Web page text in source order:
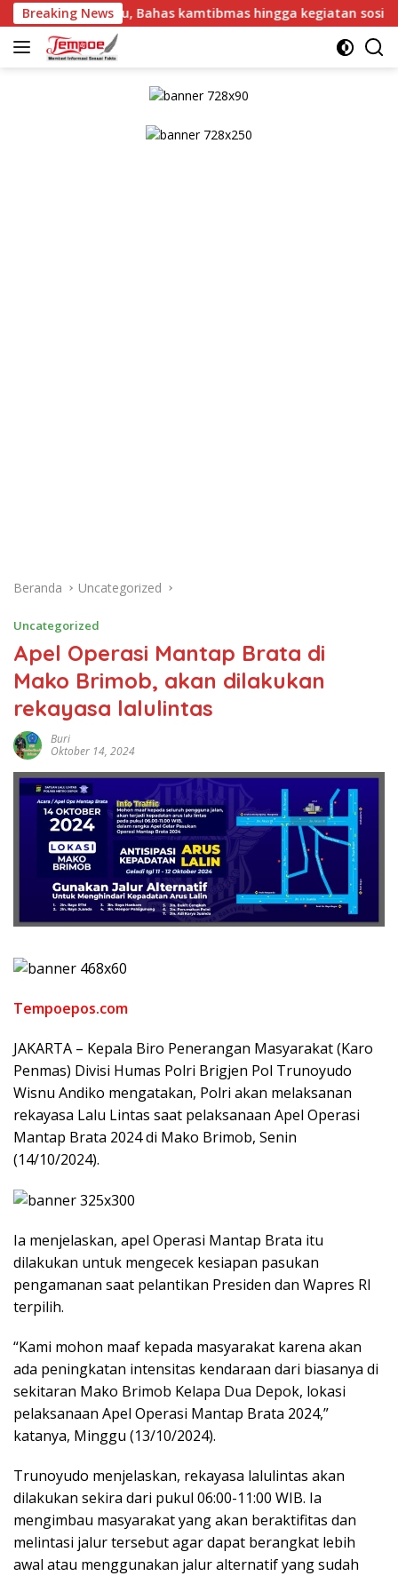
Langsung
ke
konten
Breaking News
Bersatu, Bahas kamtibmas hingga kegiatan sosial.
Beranda Uncategorized
Uncategorized
Apel Operasi Mantap Brata di
Mako Brimob, akan dilakukan
rekayasa lalulintas
Buri
Oktober 14, 2024
Tempoepos.com
JAKARTA – Kepala Biro Penerangan Masyarakat (Karo
Penmas) Divisi Humas Polri Brigjen Pol Trunoyudo
Wisnu Andiko mengatakan, Polri akan melaksanan
rekayasa Lalu Lintas saat pelaksanaan Apel Operasi
Mantap Brata 2024 di Mako Brimob, Senin
(14/10/2024).
Ia menjelaskan, apel Operasi Mantap Brata itu
dilakukan untuk mengecek kesiapan pasukan
pengamanan saat pelantikan Presiden dan Wapres RI
terpilih.
“Kami mohon maaf kepada masyarakat karena akan
ada peningkatan intensitas kendaraan dari biasanya di
sekitaran Mako Brimob Kelapa Dua Depok, lokasi
pelaksanaan Apel Operasi Mantap Brata 2024,”
katanya, Minggu (13/10/2024).
Trunoyudo menjelaskan, rekayasa lalulintas akan
dilakukan sekira dari pukul 06:00-11:00 WIB. Ia
mengimbau masyarakat yang akan beraktifitas dan
melintasi jalur tersebut agar dapat berangkat lebih
awal atau menggunakan jalur alternatif yang sudah